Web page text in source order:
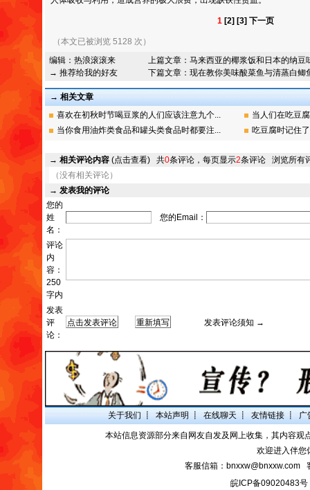
1 [2] [3] 下一页
（本文已被浏览 5128 次）
编辑： 热浪滚滚来
→ 推荐给我的好友
上篇文章： 马来西亚的椰浆饭和日本的纳豆
下篇文章： 现在教你美味酸菜鱼与清蒸白鲫
→ 相关文章
喜欢在初秋时节喝豆浆的人们应该注意九个...
当人们在吃豆
当你食用油炸类食品和罐头类食品时都要注...
吃豆腐时记住
→ 相关评论内容 (点击查看) 共0条评论，每页显示2条评论 浏览所有
（没有相关评论）
→ 发表我的评论
您的
姓
名：
您的Email：
评论
内
容：
250
字内
发表
评
论：
发表评论须知 →
关于我们 ┋ 本站声明 ┋ 在线聊天 ┋ 友情链接 ┋ 广
本站信息资源部分来自网友自发及网上收集，其内容
欢迎进入伴您
客服信箱：bnxxw@bnxxw.com
皖ICP备09020483号